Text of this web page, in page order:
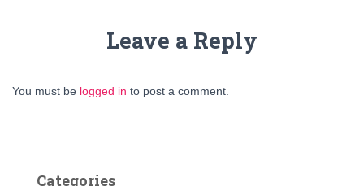
Leave a Reply
You must be logged in to post a comment.
Categories